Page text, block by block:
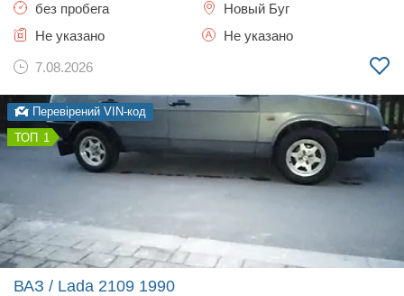
без пробега
Новый Буг
Не указано
Не указано
7.08.2026
Перевірений VIN-код
1
ВАЗ / Lada 2109 1990